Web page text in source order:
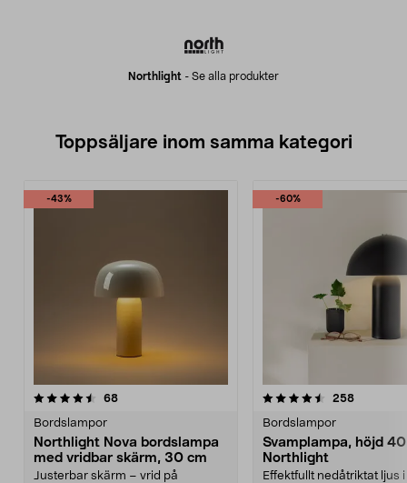
Northlight - Se alla produkter
Toppsäljare inom samma kategori
-43%
68recensioner
Bordslampor
Northlight Nova bordslampa
med vridbar skärm, 30 cm
Justerbar skärm – vrid på
-60%
4.5 av 5 stjärnor 258
Bordslampor
Svamplampa, höjd
Northlight
Effektfullt nedåtriktat ljus
4.5 av 5 stjärnor